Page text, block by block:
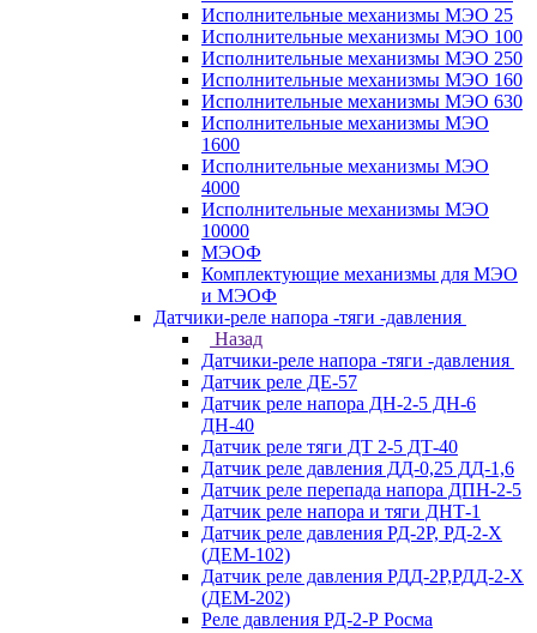
Исполнительные механизмы МЭО 25
Исполнительные механизмы МЭО 100
Исполнительные механизмы МЭО 250
Исполнительные механизмы МЭО 160
Исполнительные механизмы МЭО 630
Исполнительные механизмы МЭО
1600
Исполнительные механизмы МЭО
4000
Исполнительные механизмы МЭО
10000
МЭОФ
Комплектующие механизмы для МЭО
и МЭОФ
Датчики-реле напора -тяги -давления
Назад
Датчики-реле напора -тяги -давления
Датчик реле ДЕ-57
Датчик реле напора ДН-2-5 ДН-6
ДН-40
Датчик реле тяги ДТ 2-5 ДТ-40
Датчик реле давления ДД-0,25 ДД-1,6
Датчик реле перепада напора ДПН-2-5
Датчик реле напора и тяги ДНТ-1
Датчик реле давления РД-2Р, РД-2-Х
(ДЕМ-102)
Датчик реле давления РДД-2Р,РДД-2-Х
(ДЕМ-202)
Реле давления РД-2-Р Росма